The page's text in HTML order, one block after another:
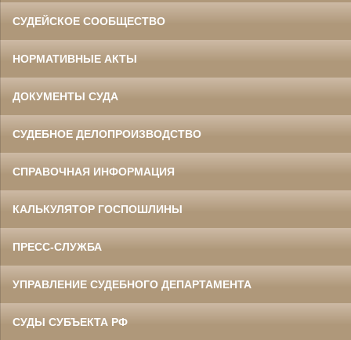
СУДЕЙСКОЕ СООБЩЕСТВО
НОРМАТИВНЫЕ АКТЫ
ДОКУМЕНТЫ СУДА
СУДЕБНОЕ ДЕЛОПРОИЗВОДСТВО
СПРАВОЧНАЯ ИНФОРМАЦИЯ
КАЛЬКУЛЯТОР ГОСПОШЛИНЫ
ПРЕСС-СЛУЖБА
УПРАВЛЕНИЕ СУДЕБНОГО ДЕПАРТАМЕНТА
СУДЫ СУБЪЕКТА РФ